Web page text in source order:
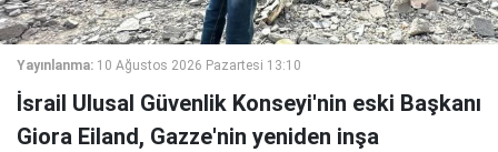
Yayınlanma: 10 Ağustos 2026 Pazartesi 13:10
İsrail Ulusal Güvenlik Konseyi'nin eski Başkanı
Giora Eiland, Gazze'nin yeniden inşa